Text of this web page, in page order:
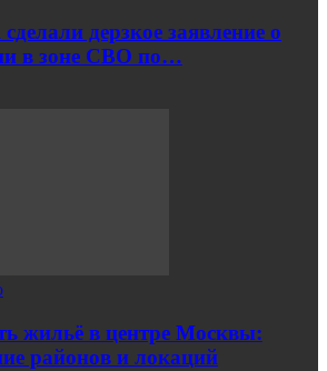
дерзкое заявление о
в зоне СВО по…
жильё в центре Москвы:
районов и локаций